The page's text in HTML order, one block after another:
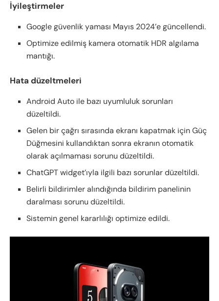
İyileştirmeler
Google güvenlik yaması Mayıs 2024’e güncellendi.
Optimize edilmiş kamera otomatik HDR algılama
mantığı.
Hata düzeltmeleri
Android Auto ile bazı uyumluluk sorunları
düzeltildi.
Gelen bir çağrı sırasında ekranı kapatmak için Güç
Düğmesini kullandıktan sonra ekranın otomatik
olarak açılmaması sorunu düzeltildi.
ChatGPT widget’ıyla ilgili bazı sorunlar düzeltildi.
Belirli bildirimler alındığında bildirim panelinin
daralması sorunu düzeltildi.
Sistemin genel kararlılığı optimize edildi.